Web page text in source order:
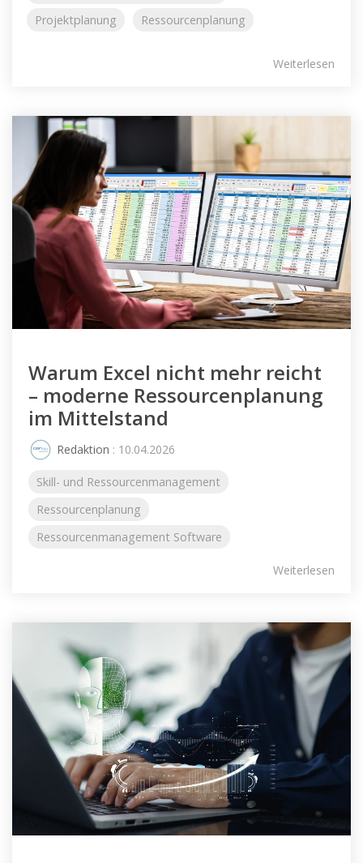
Projektplanung
Ressourcenplanung
Weiterlesen
Warum Excel nicht mehr reicht
– moderne Ressourcenplanung
im Mittelstand
Redaktion : 10.04.2026
Skill- und Ressourcenmanagement
Ressourcenplanung
Ressourcenmanagement Software
Weiterlesen